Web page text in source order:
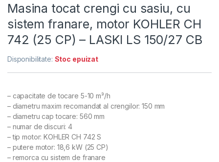
Masina tocat crengi cu sasiu, cu
sistem franare, motor KOHLER CH
742 (25 CP) – LASKI LS 150/27 CB
Disponibilitate: Stoc epuizat
– capacitate de tocare 5-10 m³/h
– diametru maxim recomandat al crengilor: 150 mm
– diametru cap tocare: 560 mm
– numar de discuri: 4
– tip motor: KOHLER CH 742 S
– putere motor: 18,6 kW (25 CP)
– remorca cu sistem de franare